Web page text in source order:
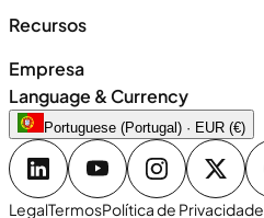
Recursos
Empresa
Language & Currency
Portuguese (Portugal) · EUR (€)
LegalTermosPolítica de Privacidade